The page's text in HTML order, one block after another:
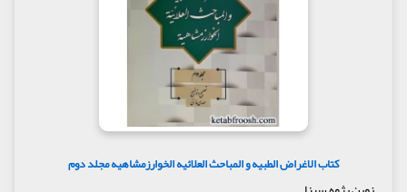
کتاب الاغراض الطبیه و المباحث العلائیه الخوارزمشاهیه مجلد دوم